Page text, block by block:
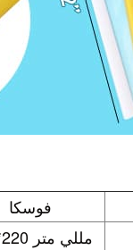
فوسكا
310*220 مللي متر